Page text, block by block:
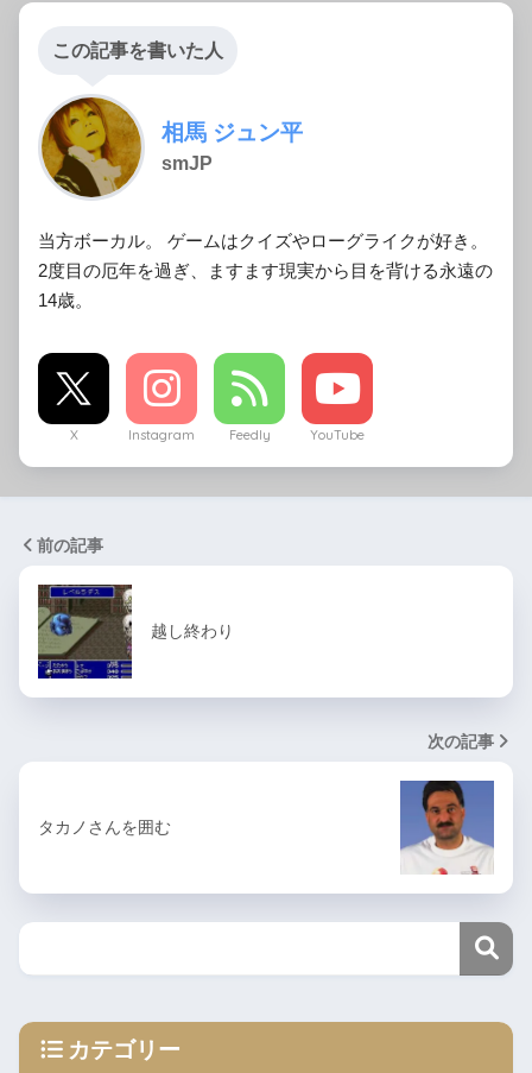
この記事を書いた人
相馬 ジュン平
smJP
当方ボーカル。 ゲームはクイズやローグライクが好き。
2度目の厄年を過ぎ、ますます現実から目を背ける永遠の
14歳。
X Instagram Feedly YouTube
前の記事
越し終わり
次の記事
タカノさんを囲む
カテゴリー